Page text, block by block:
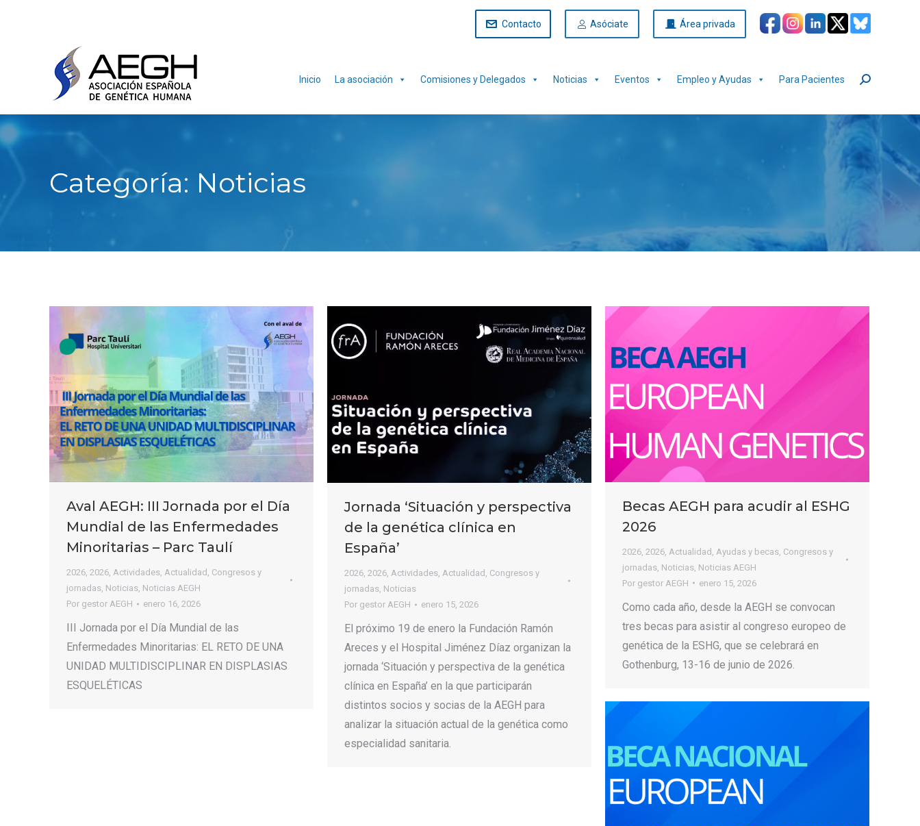
Contacto Asóciate Área privada
Inicio La asociación Comisiones y Delegados Noticias Eventos Empleo y Ayudas Para Pacientes Buscar:
Categoría: Noticias
Aval AEGH: III Jornada por el Día
Mundial de las Enfermedades
Minoritarias – Parc Taulí
2026, 2026, Actividades, Actualidad , Congresos y
jornadas, Noticias, Noticias AEGH
Por gestor AEGH enero 16, 2026
III Jornada por el Día Mundial de las
Enfermedades Minoritarias: EL RETO DE UNA
UNIDAD MULTIDISCIPLINAR EN DISPLASIAS
ESQUELÉTICAS
Jornada ‘Situación y perspectiva
de la genética clínica en
España’
2026, 2026, Actividades, Actualidad , Congresos y
jornadas, Noticias
Por gestor AEGH enero 15, 2026
El próximo 19 de enero la Fundación Ramón
Areces y el Hospital Jiménez Díaz organizan la
jornada ‘Situación y perspectiva de la genética
clínica en España’ en la que participarán
distintos socios y socias de la AEGH para
analizar la situación actual de la genética como
especialidad sanitaria.
Becas AEGH para acudir al ESHG
2026
2026 2026 Actualidad Ayudas y becas Congresos y
jornadas Noticias Noticias AEGH
Por gestor AEGH enero 15, 2026
Como cada año, desde la AEGH se convocan
tres becas para asistir al congreso europeo de
genética de la ESHG, que se celebrará en
Gothenburg, 13-16 de junio de 2026.